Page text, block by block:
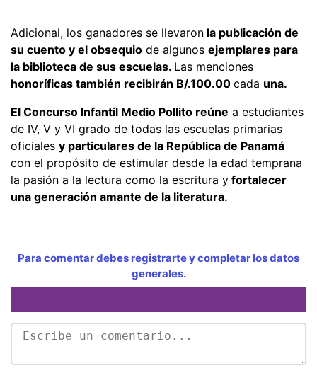
Adicional, los ganadores se llevaron la publicación de
su cuento y el obsequio de algunos ejemplares para
la biblioteca de sus escuelas. Las menciones
honoríficas también recibirán B/.100.00 cada una.
El Concurso Infantil Medio Pollito reúne a estudiantes
de IV, V y VI grado de todas las escuelas primarias
oficiales y particulares de la República de Panamá
con el propósito de estimular desde la edad temprana
la pasión a la lectura como la escritura y fortalecer
una generación amante de la literatura.
Para comentar debes registrarte y completar los datos
generales.